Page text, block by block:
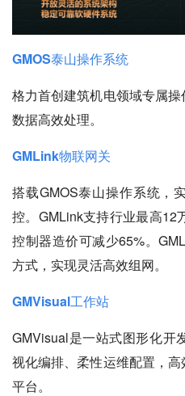
GMOS泰山操作系统
格力首创建筑机电领域专属操
数据高效处理。
GMLink物联网关
搭载GMOS泰山操作系统，
控。GMLink支持行业最高12
控制器造价可减少65%。
方式，实现灵活高效组网。
GMVisual工作站
GMVisual是一站式图形化开
视化编排、柔性运维配置，
平台。